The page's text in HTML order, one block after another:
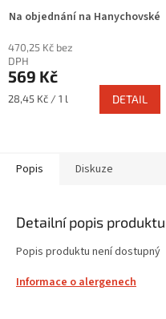
Na objednání na Hanychovské
470,25 Kč bez
DPH
569 Kč
Měrná
28,45 Kč / 1 l DETAIL
Popis Diskuze
Detailní popis produktu
Popis produktu není dostupný
Informace o alergenech